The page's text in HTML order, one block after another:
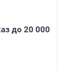
до 20 000